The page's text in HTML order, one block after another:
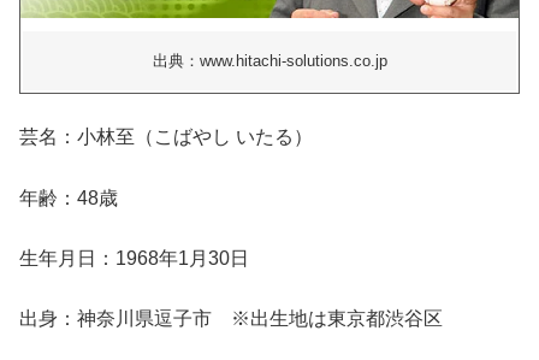
出典：www.hitachi-solutions.co.jp
芸名：小林至（こばやし いたる）
年齢：48歳
生年月日：1968年1月30日
出身：神奈川県逗子市 ※出生地は東京都渋谷区